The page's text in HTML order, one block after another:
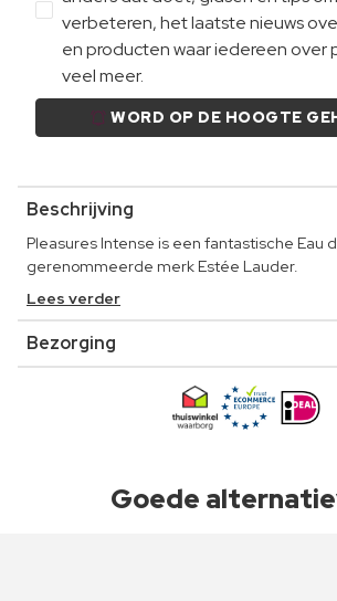
verbeteren, het laatste nieuws
en producten waar iedereen over
veel meer.
WORD OP DE HOOGTE
Beschrijving
Pleasures Intense is een fantastische Eau
gerenommeerde merk Estée Lauder.
Lees verder
Bezorging
Goede